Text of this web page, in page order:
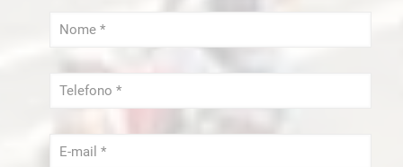
Sgombero Milano
Tapparellista Milano